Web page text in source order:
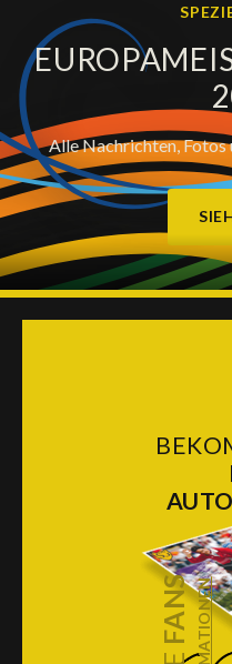
Alle Nachrichten,
FANS